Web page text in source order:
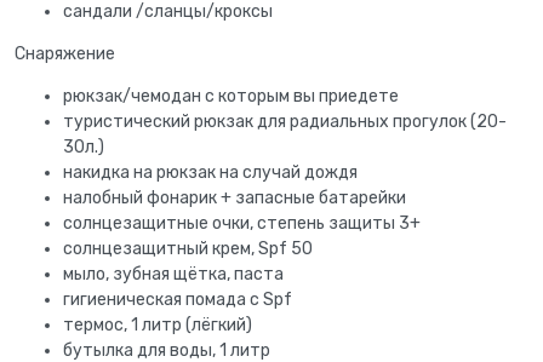
сандали /сланцы/кроксы
Снаряжение
рюкзак/чемодан с которым вы приедете
туристический рюкзак для радиальных прогулок (20-
30л.)
накидка на рюкзак на случай дождя
налобный фонарик + запасные батарейки
солнцезащитные очки, степень защиты 3+
солнцезащитный крем, Spf 50
мыло, зубная щётка, паста
гигиеническая помада с Spf
термос, 1 литр (лёгкий)
бутылка для воды, 1 литр